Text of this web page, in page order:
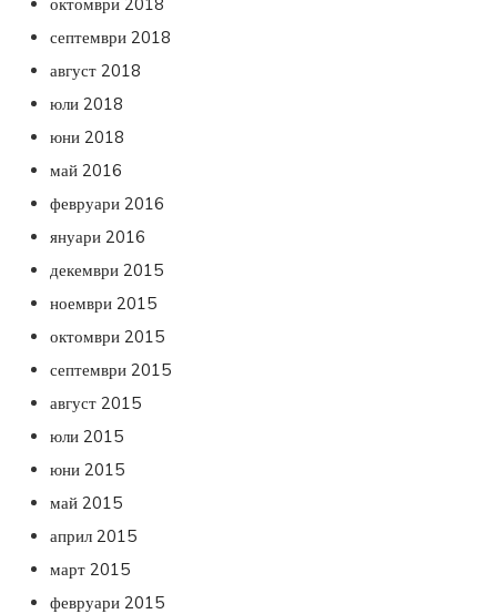
септември 2018
август 2018
юли 2018
юни 2018
май 2016
февруари 2016
януари 2016
декември 2015
ноември 2015
октомври 2015
септември 2015
август 2015
юли 2015
юни 2015
май 2015
април 2015
март 2015
февруари 2015